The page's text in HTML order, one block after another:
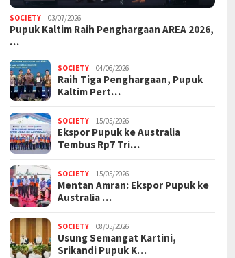
SOCIETY 03/07/2026
Pupuk Kaltim Raih Penghargaan AREA 2026,
…
SOCIETY 04/06/2026
Raih Tiga Penghargaan, Pupuk
Kaltim Pert…
SOCIETY 15/05/2026
Ekspor Pupuk ke Australia
Tembus Rp7 Tri…
SOCIETY 15/05/2026
Mentan Amran: Ekspor Pupuk ke
Australia …
SOCIETY 08/05/2026
Usung Semangat Kartini,
Srikandi Pupuk K…